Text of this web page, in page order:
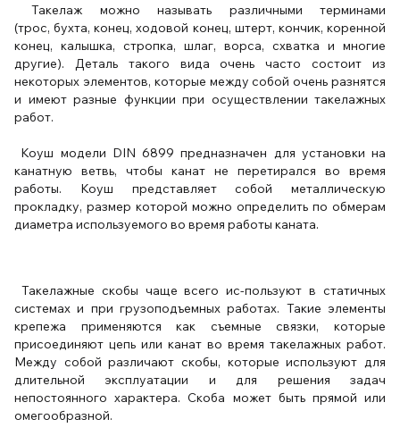
Такелаж можно называть различными терминами
(трос, бухта, конец, ходовой конец, штерт, кончик, коренной
конец, калышка, стропка, шлаг, ворса, схватка и многие
другие). Деталь такого вида очень часто состоит из
некоторых элементов, которые между собой очень разнятся
и имеют разные функции при осуществлении такелажных
работ.
Коуш модели DIN 6899 предназначен для установки на
канатную ветвь, чтобы канат не перетирался во время
работы. Коуш представляет собой металлическую
прокладку, размер которой можно определить по обмерам
диаметра используемого во время работы каната.
Такелажные скобы чаще всего ис-пользуют в статичных
системах и при грузоподъемных работах. Такие элементы
крепежа применяются как съемные связки, которые
присоединяют цепь или канат во время такелажных работ.
Между собой различают скобы, которые используют для
длительной эксплуатации и для решения задач
непостоянного характера. Скоба может быть прямой или
омегообразной.